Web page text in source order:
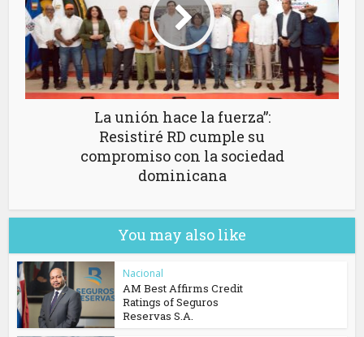
La unión hace la fuerza”:
Resistiré RD cumple su
compromiso con la sociedad
dominicana
You may also like
Nacional
AM Best Affirms Credit
Ratings of Seguros
Reservas S.A.